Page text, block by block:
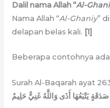
Dalil nama Allah “Al-
Nama Allah “Al-Ghaniy”
delapan belas kali. [1]
Beberapa contohnya
Surah Al-Baqarah ayat
يَتْبَعُهَا أَذَى وَاللَّهُ غَنِيٌّ حَلِيمٌ